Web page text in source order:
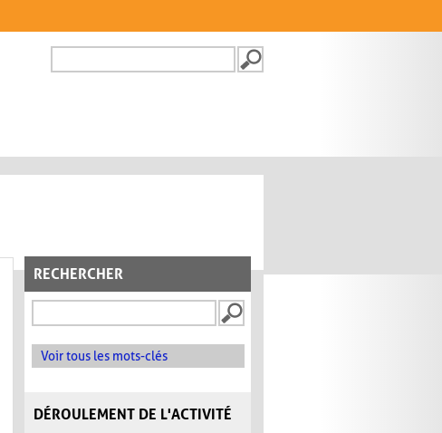
FORMULAIRE DE
RECHERCHER
Voir tous les mots-clés
DÉROULEMENT DE L'ACTIVITÉ